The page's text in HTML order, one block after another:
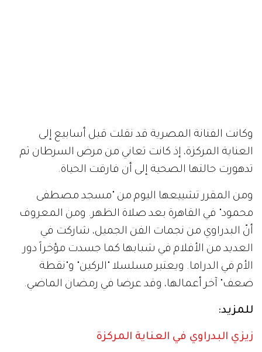
وكانت الفنانة المصرية قد نقلت قبل أسابيع إلى
العناية المركزة، إذ كانت تعاني من مرض السرطان ثم
تدهورت حالتها الصحية إلى أن فارقت الحياة.
ومن المقرر تشييعها اليوم من "مسجد مصطفى
محمود" في القاهرة بعد صلاة الظهر. ومن المعروف
أنّ البدراوي من نجمات الفن الجميل، شاركت في
العديد من الأفلام في شبابها كما جسدت مؤخراً دور
الأم في الدراما. ويعتبر مسلسلا "الركين" و"نقطة
ضعف" آخر أعمالها، وقد عرضا في رمضان الماضي.
للمزيد:
زيزي البدراوي في العناية المركزة